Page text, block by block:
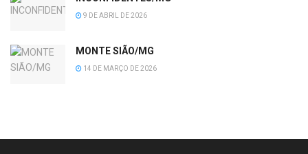
9 DE ABRIL DE 2026
MONTE SIÃO/MG
14 DE MARÇO DE 2026